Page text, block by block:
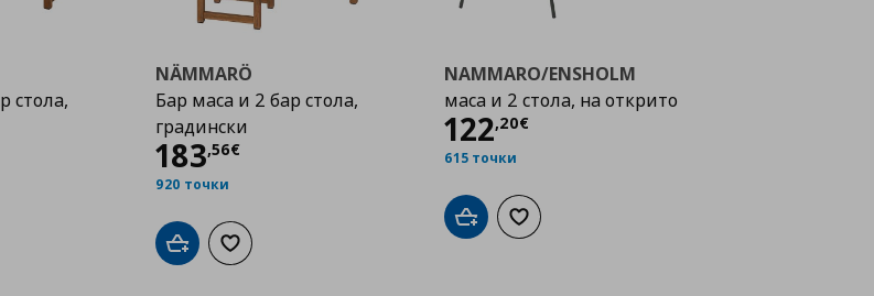
стола,
списъка с любими
NÄMMARÖ
Бар маса и 2 бар стола,
градински
183,56€
Цена
920 точки
Добави в кошницата
Добави към списъка с любими
NAMMARO/ENSHOLM
маса и 2 стола, на открито
122,20€
Цена
615 точки
Добави в кошницата
Добави към списъка с любими